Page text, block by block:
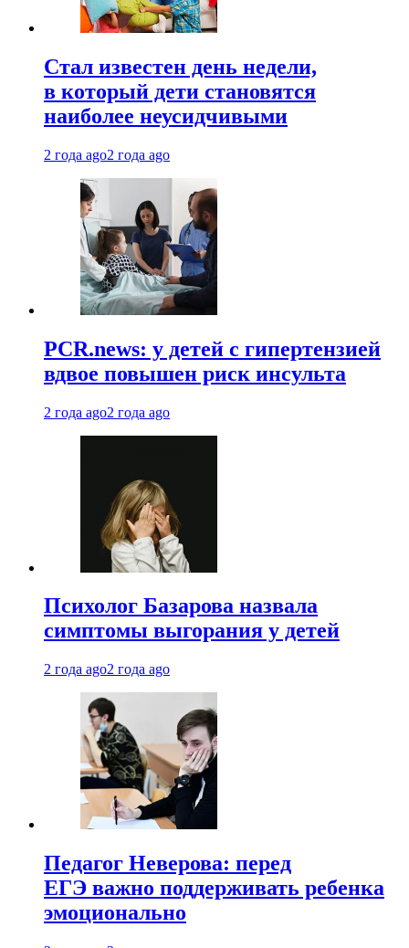
Стал известен день недели,
в который дети становятся
наиболее неусидчивыми
2 года ago2 года ago
PCR.news: у детей с гипертензией
вдвое повышен риск инсульта
2 года ago2 года ago
Психолог Базарова назвала
симптомы выгорания у детей
2 года ago2 года ago
Педагог Неверова: перед
ЕГЭ важно поддерживать ребенка
эмоционально